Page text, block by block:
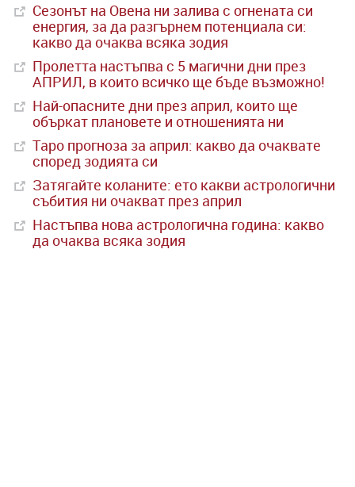
Сезонът на Овена ни залива с огнената си
енергия, за да разгърнем потенциала си:
какво да очаква всяка зодия
Пролетта настъпва с 5 магични дни през
АПРИЛ, в които всичко ще бъде възможно!
Най-опасните дни през април, които ще
объркат плановете и отношенията ни
Таро прогноза за април: какво да очаквате
според зодията си
Затягайте коланите: ето какви астрологични
събития ни очакват през април
Настъпва нова астрологична година: какво
да очаква всяка зодия